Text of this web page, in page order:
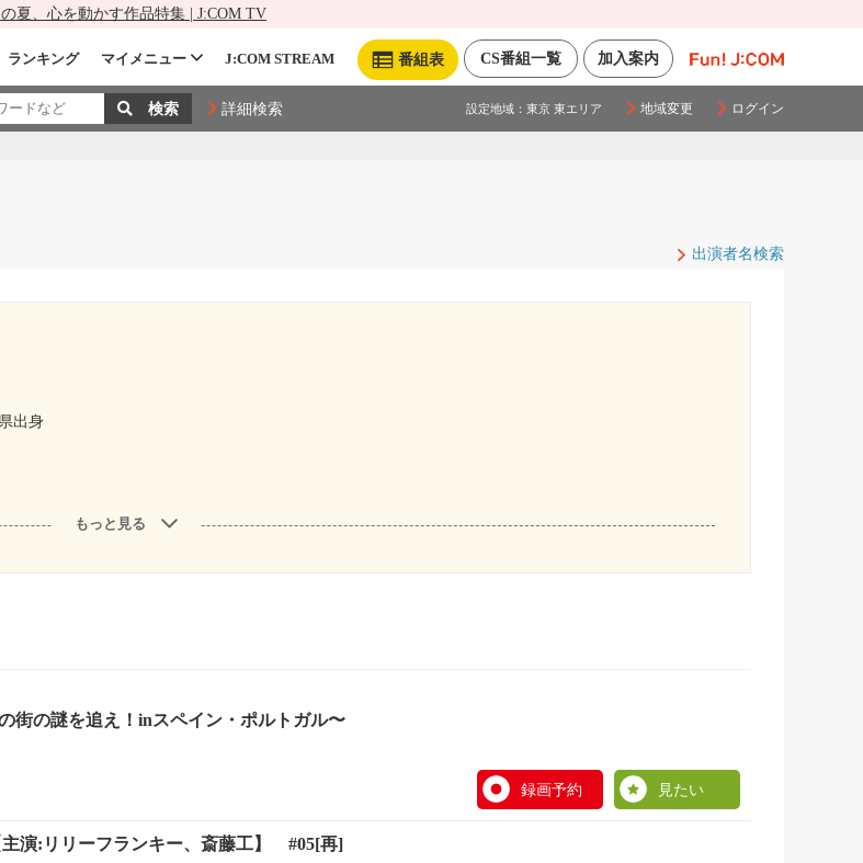
夏、心を動かす作品特集 | J:COM TV
加入案内
CS番組一覧
番組表
ランキング マイメニュー J:COM STREAM
詳細検索 設定地域： 東京 東エリア 地域変更 ログイン
出演者名検索
出身
もっと見る
街の謎を追え！inスペイン・ポルトガル〜
録画予約 見たい
演:リリーフランキー、斎藤工】 #05[再]